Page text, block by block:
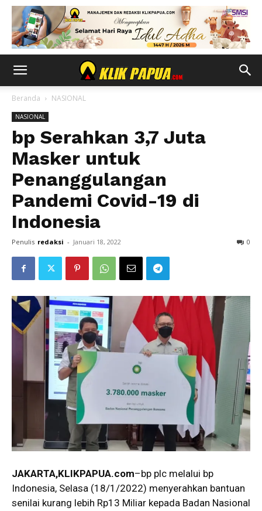
Beranda NASIONAL
NASIONAL
bp Serahkan 3,7 Juta
Masker untuk
Penanggulangan
Pandemi Covid-19 di
Indonesia
Penulis redaksi - Januari 18, 2022 0
JAKARTA,KLIKPAPUA.com–bp plc melalui bp
Indonesia, Selasa (18/1/2022) menyerahkan bantuan
senilai kurang lebih Rp13 Miliar kepada Badan Nasional